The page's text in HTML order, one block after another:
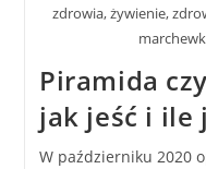
zdrowia, żywienie,
Piramida
jak jeść i ile
W październiku 2020